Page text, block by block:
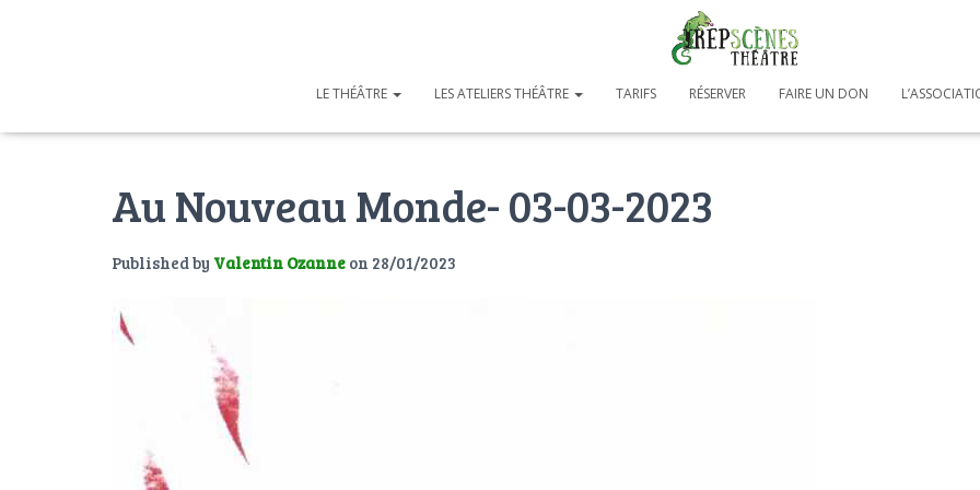
LE THÉÂTRE LES ATELIERS THÉÂTRE TARIFS RÉSERVER FAIRE UN DON
Au Nouveau Monde- 03-03-2023
Published by Valentin Ozanne on 28/01/2023